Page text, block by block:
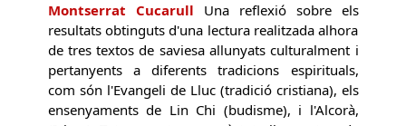
Montserrat Cucarull Una reflexió sobre els
resultats obtinguts d'una lectura realitzada alhora
de tres textos de saviesa allunyats culturalment i
pertanyents a diferents tradicions espirituals,
com són l'Evangeli de Lluc (tradició cristiana), els
ensenyaments de Lin Chi (budisme), i l'Alcorà,